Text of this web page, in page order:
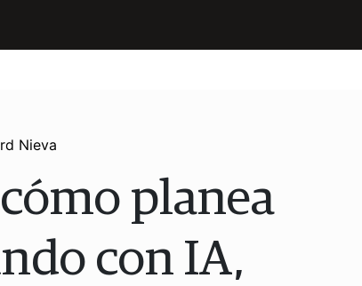
Nieva
planea
con IA,